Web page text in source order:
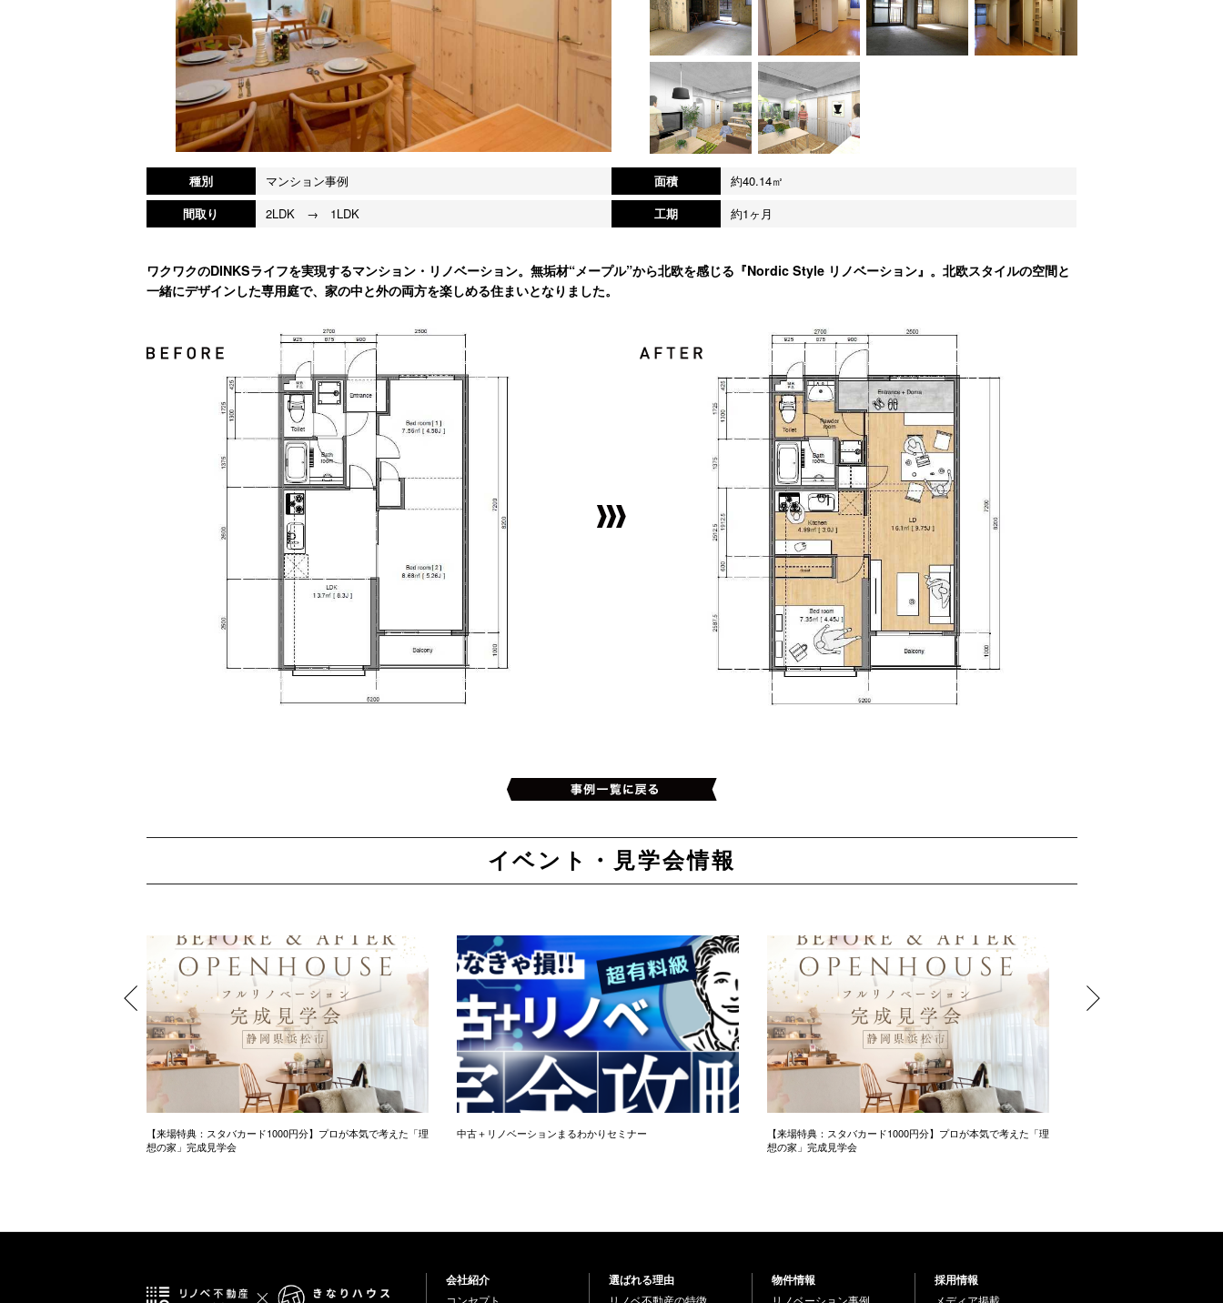
種別 マンション事例 面積
約40.14㎡
間取り
2LDK → 1LDK 工期 約1ヶ月
ワクワクのDINKSライフを実現するマンション・リノベーション。無垢材“メープル”から北欧を感じる『Nordic Style リノベーション』。北欧スタイルの空間と
一緒にデザインした専用庭で、家の中と外の両方を楽しめる住まいとなりました。
イベント・見学会情報
【来場特典：スタバカード1000円分】プロが本気で考えた「理
想の家」完成見学会
中古＋リノベーションまるわかりセミナー
【来場特典：スタバカード1000円分】プロが本気で考えた「理
想の家」完成見学会
会社紹介
選ばれる理由
物件情報
採用情報